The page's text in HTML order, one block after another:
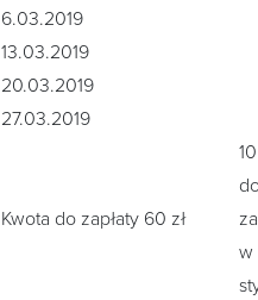
6.03.2019
13.03.2019
20.03.2019
27.03.2019
Kwota do zapłaty 60 zł
w